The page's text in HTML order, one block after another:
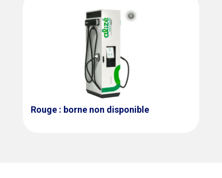
Rouge : borne non disponible